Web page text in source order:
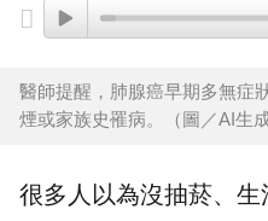
醫師提醒，肺腺癌早期多無症
煙或家族史罹病。（圖／AI生成
很多人以為沒抽菸、